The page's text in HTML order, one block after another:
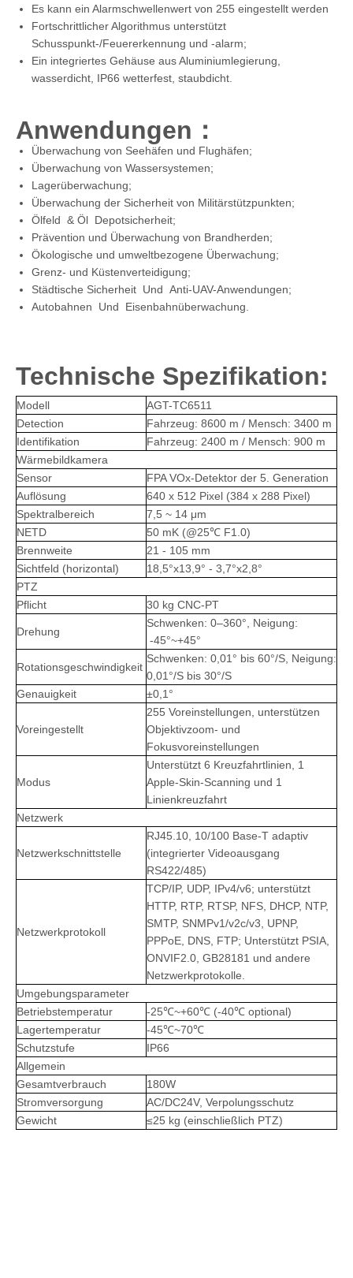
Es kann ein Alarmschwellenwert von 255 eingestellt werden
Fortschrittlicher Algorithmus unterstützt
Schusspunkt-/Feuererkennung und -alarm;
Ein integriertes Gehäuse aus Aluminiumlegierung,
wasserdicht, IP66 wetterfest, staubdicht.
Anwendungen ：
Überwachung von Seehäfen und Flughäfen;
Überwachung von Wassersystemen;
Lagerüberwachung;
Überwachung der Sicherheit von Militärstützpunkten;
Ölfeld & Öl Depotsicherheit;
Prävention und Überwachung von Brandherden;
Ökologische und umweltbezogene Überwachung;
Grenz- und Küstenverteidigung;
Städtische Sicherheit Und Anti-UAV-Anwendungen;
Autobahnen Und Eisenbahnüberwachung.
Technische Spezifikation:
Modell
AGT-TC6511
Detection
Fahrzeug: 8600 m / Mensch: 3400 m
Identifikation
Fahrzeug: 2400 m / Mensch: 900 m
Wärmebildkamera
Sensor
FPA VOx-Detektor der 5. Generation
Auflösung
640 x 512 Pixel (384 x 288 Pixel)
Spektralbereich
7,5 ~ 14 μm
NETD
50 mK (@25℃ F1.0)
Brennweite
21 - 105 mm
Sichtfeld (horizontal)
18,5°x13,9° - 3,7°x2,8°
PTZ
Pflicht
30 kg CNC-PT
Drehung
Schwenken: 0–360°, Neigung:
-45°~+45°
Rotationsgeschwindigkeit
Schwenken: 0,01° bis 60°/S, Neigung:
0,01°/S bis 30°/S
Genauigkeit
±0,1°
Voreingestellt
255 Voreinstellungen, unterstützen
Objektivzoom- und
Fokusvoreinstellungen
Modus
Unterstützt 6 Kreuzfahrtlinien, 1
Apple-Skin-Scanning und 1
Linienkreuzfahrt
Netzwerk
Netzwerkschnittstelle
RJ45.10, 10/100 Base-T adaptiv
(integrierter Videoausgang
RS422/485)
Netzwerkprotokoll
TCP/IP, UDP, IPv4/v6; unterstützt
HTTP, RTP, RTSP, NFS, DHCP, NTP,
SMTP, SNMPv1/v2c/v3, UPNP,
PPPoE, DNS, FTP; Unterstützt PSIA,
ONVIF2.0, GB28181 und andere
Netzwerkprotokolle.
Umgebungsparameter
Betriebstemperatur
-25℃~+60℃ (-40℃ optional)
Lagertemperatur
-45℃~70℃
Schutzstufe
IP66
Allgemein
Gesamtverbrauch
180W
Stromversorgung
AC/DC24V, Verpolungsschutz
Gewicht
≤25 kg (einschließlich PTZ)